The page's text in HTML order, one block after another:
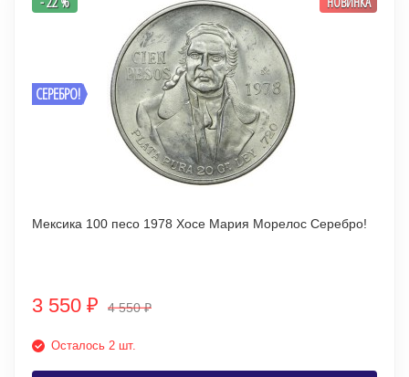
СЕРЕБРО!
Мексика 100 песо 1978 Хосе Мария Морелос Серебро!
3 550 ₽ 4 550₽
Осталось 2 шт.